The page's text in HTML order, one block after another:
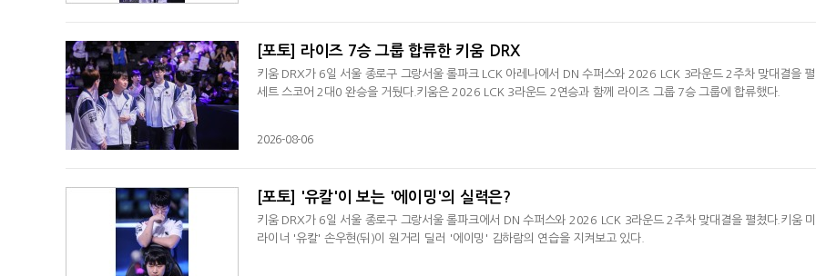
[포토] 라이즈 7승 그룹 합류한 키움 DRX
키움 DRX가 6일 서울 종로구 그랑서울 롤파크 LCK 아레나에서 DN 수퍼스와 2026 LCK 3라운드 2주차 맞대결을 펼
세트 스코어 2대0 완승을 거뒀다.키움은 2026 LCK 3라운드 2연승과 함께 라이즈 그룹 7승 그룹에 합류했다.
2026-08-06
[포토] '유칼'이 보는 '에이밍'의 실력은?
키움 DRX가 6일 서울 종로구 그랑서울 롤파크에서 DN 수퍼스와 2026 LCK 3라운드 2주차 맞대결을 펼쳤다.키움
라이너 '유칼' 손우현(뒤)이 원거리 딜러 '에이밍' 김하람의 연습을 지켜보고 있다.